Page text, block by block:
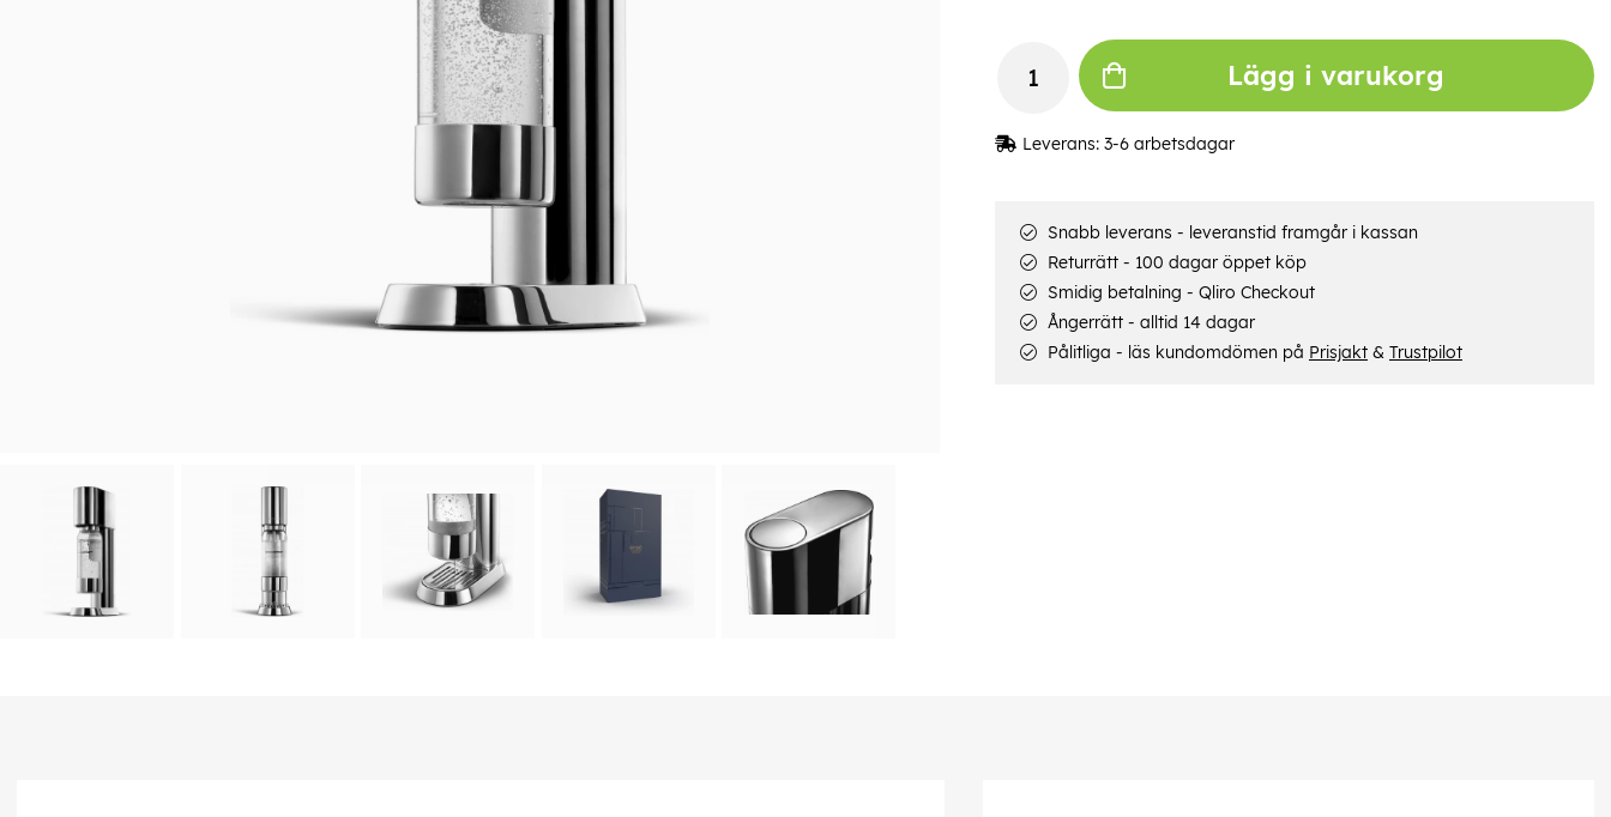
Lägg i varukorg
Leverans: 3-6 arbetsdagar
Snabb leverans - leveranstid framgår i kassan
Returrätt - 100 dagar öppet köp
Smidig betalning - Qliro Checkout
Ångerrätt - alltid 14 dagar
Pålitliga - läs kundomdömen på Prisjakt& Trustpilot